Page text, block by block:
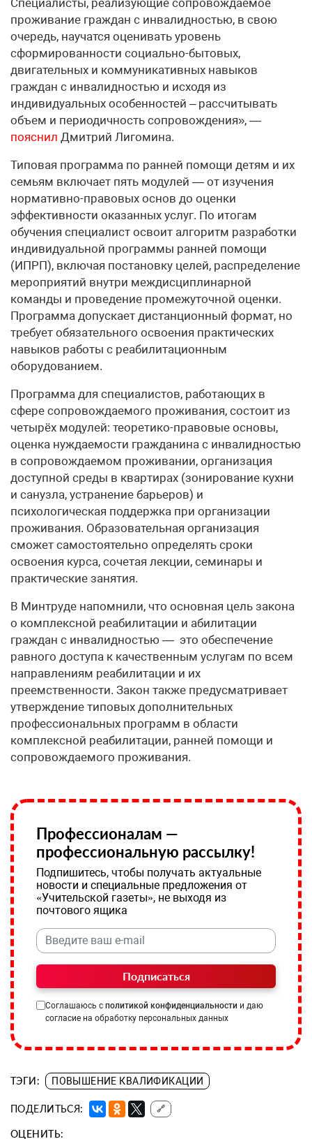
проживание граждан с инвалидностью, в свою
очередь, научатся оценивать уровень
сформированности социально-бытовых,
двигательных и коммуникативных навыков
граждан с инвалидностью и исходя из
индивидуальных особенностей – рассчитывать
объем и периодичность сопровождения», —
пояснил Дмитрий Лигомина.
Типовая программа по ранней помощи детям и их
семьям включает пять модулей — от изучения
нормативно-правовых основ до оценки
эффективности оказанных услуг. По итогам
обучения специалист освоит алгоритм разработки
индивидуальной программы ранней помощи
(ИПРП), включая постановку целей, распределение
мероприятий внутри междисциплинарной
команды и проведение промежуточной оценки.
Программа допускает дистанционный формат, но
требует обязательного освоения практических
навыков работы с реабилитационным
оборудованием.
Программа для специалистов, работающих в
сфере сопровождаемого проживания, состоит из
четырёх модулей: теоретико-правовые основы,
оценка нуждаемости гражданина с инвалидностью
в сопровождаемом проживании, организация
доступной среды в квартирах (зонирование кухни
и санузла, устранение барьеров) и
психологическая поддержка при организации
проживания. Образовательная организация
сможет самостоятельно определять сроки
освоения курса, сочетая лекции, семинары и
практические занятия.
В Минтруде напомнили, что основная цель закона
о комплексной реабилитации и абилитации
граждан с инвалидностью — это обеспечение
равного доступа к качественным услугам по всем
направлениям реабилитации и их
преемственности. Закон также предусматривает
утверждение типовых дополнительных
профессиональных программ в области
комплексной реабилитации, ранней помощи и
сопровождаемого проживания.
Профессионалам —
профессиональную рассылку!
Подпишитесь, чтобы получать актуальные
новости и специальные предложения от
«Учительской газеты», не выходя из
почтового ящика
Подписаться
Соглашаюсь с политикой конфиденциальности и даю
согласие на обработку персональных данных
ТЭГИ: ПОВЫШЕНИЕ КВАЛИФИКАЦИИ
ПОДЕЛИТЬСЯ: 🔗
ОЦЕНИТЬ: